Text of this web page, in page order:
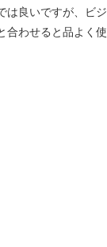
良いですが、ビ
わせると品よく